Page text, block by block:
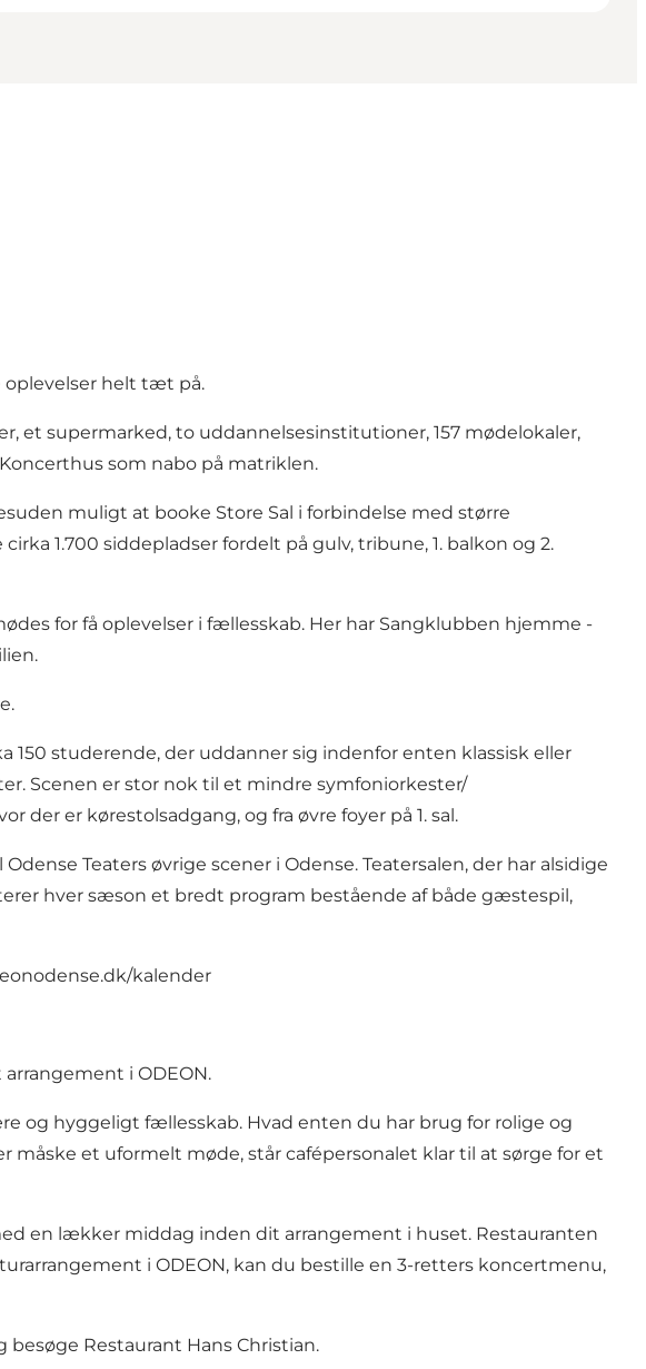
oplevelser helt tæt på.
et supermarked, to uddannelsesinstitutioner, 157 mødelokaler,
som nabo på matriklen.
muligt at booke Store Sal i forbindelse med større
1.700 siddepladser fordelt på gulv, tribune, 1. balkon og 2.
for få oplevelser i fællesskab. Her har Sangklubben hjemme -
150 studerende, der uddanner sig indenfor enten klassisk eller
Scenen er stor nok til et mindre symfoniorkester/
der er kørestolsadgang, og fra øvre foyer på 1. sal.
Teaters øvrige scener i Odense. Teatersalen, der har alsidige
hver sæson et bredt program bestående af både gæstespil,
kalender
i ODEON.
og hyggeligt fællesskab. Hvad enten du har brug for rolige og
et uformelt møde, står cafépersonalet klar til at sørge for et
en lækker middag inden dit arrangement i huset. Restauranten
i ODEON, kan du bestille en 3-retters koncertmenu,
besøge Restaurant Hans Christian.